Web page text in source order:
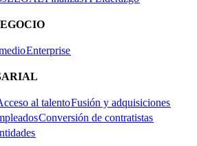
Enterprise​​
al talento​​Fusión y adquisiciones​​
Conversión de contratistas​​